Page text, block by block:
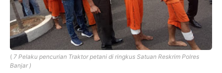
( 7 Pelaku pencurian Traktor petani di ringkus Satuan Reskrim Polres
Banjar )